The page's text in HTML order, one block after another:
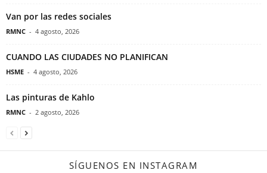
Van por las redes sociales
RMNC - 4 agosto, 2026
CUANDO LAS CIUDADES NO PLANIFICAN
HSME - 4 agosto, 2026
Las pinturas de Kahlo
RMNC - 2 agosto, 2026
SÍGUENOS EN INSTAGRAM